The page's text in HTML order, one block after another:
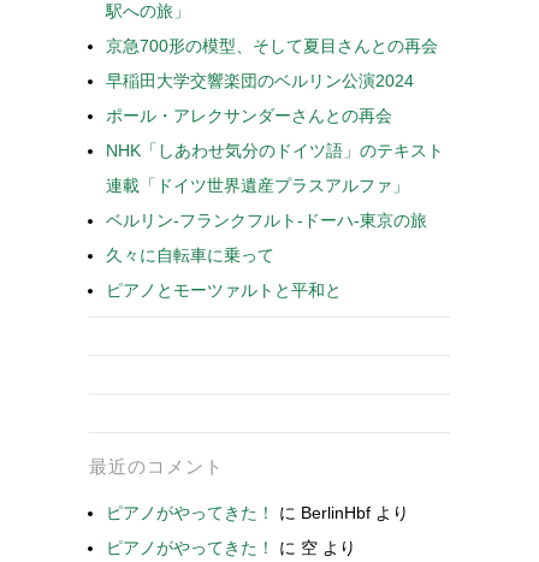
駅への旅」
京急700形の模型、そして夏目さんとの再会
早稲田大学交響楽団のベルリン公演2024
ポール・アレクサンダーさんとの再会
NHK「しあわせ気分のドイツ語」のテキスト
連載「ドイツ世界遺産プラスアルファ」
ベルリン-フランクフルト-ドーハ-東京の旅
久々に自転車に乗って
ピアノとモーツァルトと平和と
最近のコメント
ピアノがやってきた！ に BerlinHbf より
ピアノがやってきた！
に 空 より